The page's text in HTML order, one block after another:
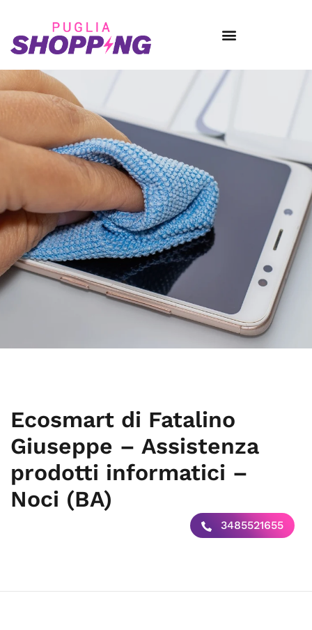
Ecosmart di Fatalino
Giuseppe – Assistenza
prodotti informatici –
Noci (BA)
3485521655